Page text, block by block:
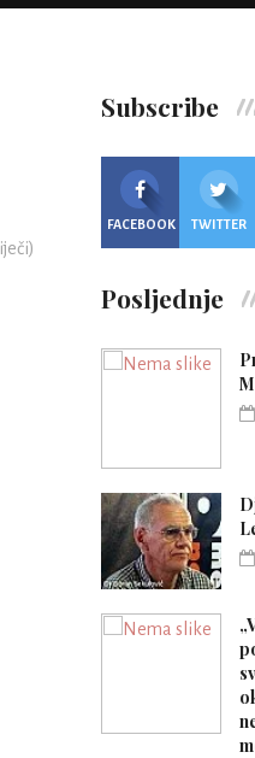
Subscribe
FACEBOOK TWITTER
Posljednje